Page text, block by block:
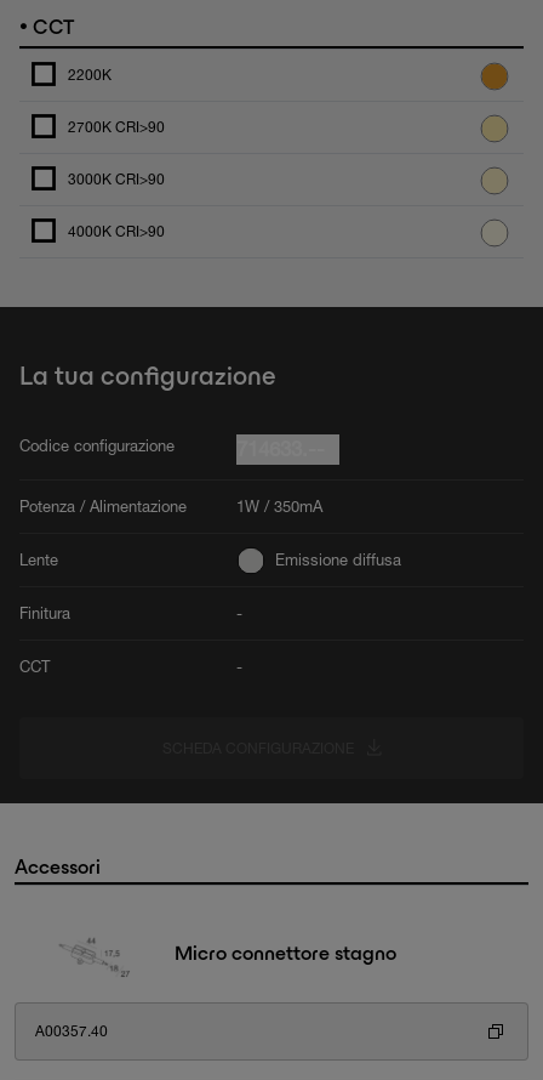
• CCT
2200K
2700K CRI>90
3000K CRI>90
4000K CRI>90
La tua configurazione
Codice configurazione
Potenza / Alimentazione 1W / 350mA
Lente Emissione diffusa
Finitura -
CCT -
Accessori
Micro connettore stagno
A00357.40